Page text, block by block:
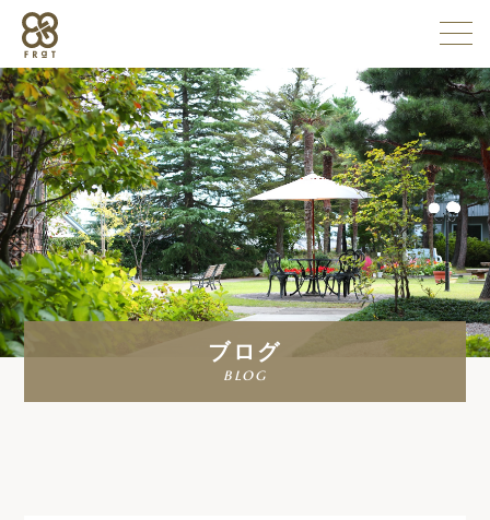
施設情報
企業情報
採用情報
よくある質問
ブログ
blog